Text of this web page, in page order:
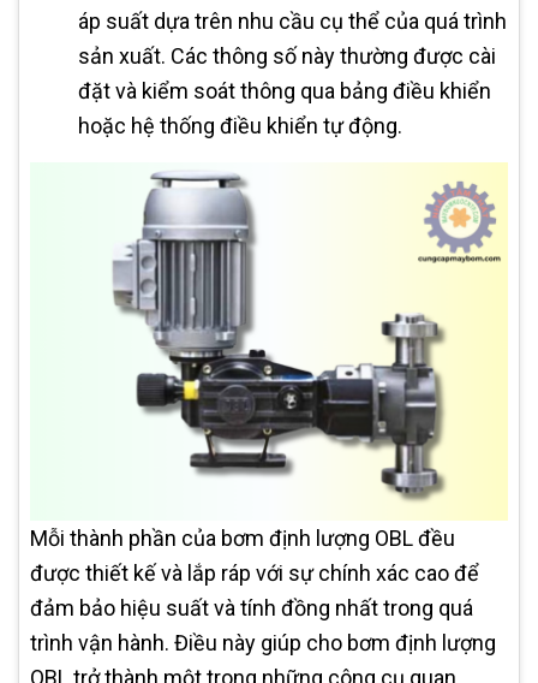
áp suất dựa trên nhu cầu cụ thể của quá trình
sản xuất. Các thông số này thường được cài
đặt và kiểm soát thông qua bảng điều khiển
hoặc hệ thống điều khiển tự động.
Mỗi thành phần của bơm định lượng OBL đều
được thiết kế và lắp ráp với sự chính xác cao để
đảm bảo hiệu suất và tính đồng nhất trong quá
trình vận hành. Điều này giúp cho bơm định lượng
OBL trở thành một trong những công cụ quan